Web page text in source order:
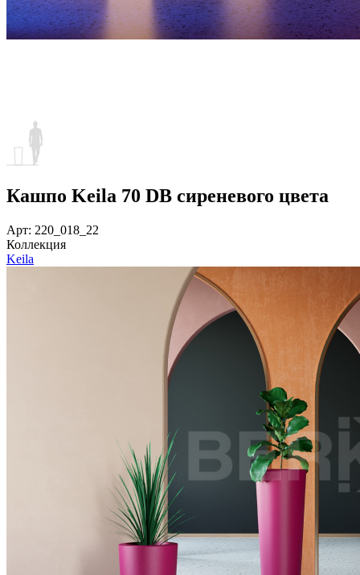
Кашпо Keila 70 DB сиреневого цвета
Арт: 220_018_22
Коллекция
Keila